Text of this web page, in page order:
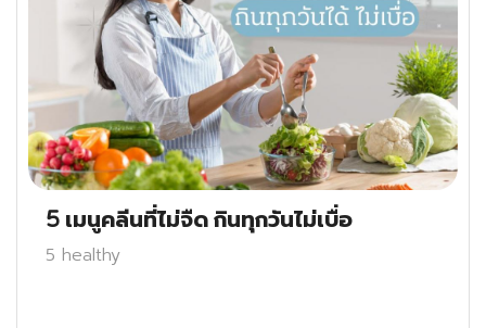
5 เมนูคลีนที่ไม่จืด กินทุกวันไม่เบื่อ
5 healthy